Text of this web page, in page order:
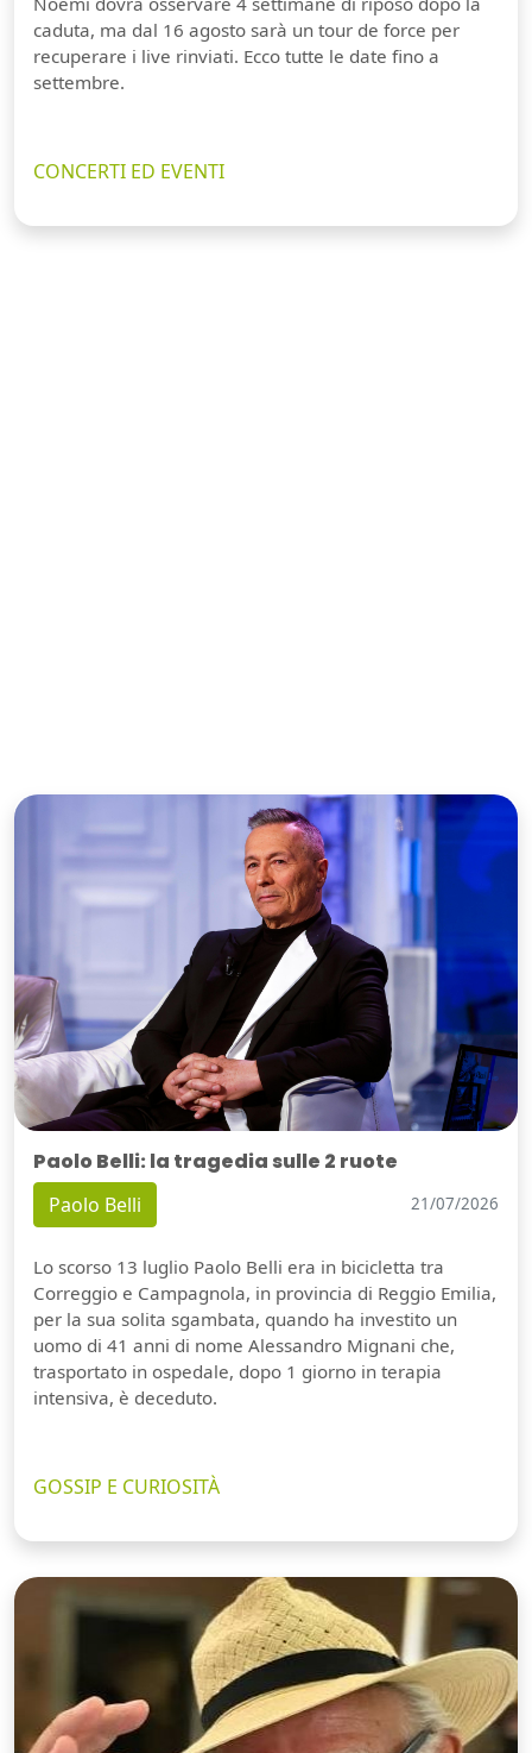
caduta, ma dal 16 agosto sarà un tour de force per
recuperare i live rinviati. Ecco tutte le date fino a
settembre.
CONCERTI ED EVENTI
Paolo Belli: la tragedia sulle 2 ruote
Paolo Belli 21/07/2026
Lo scorso 13 luglio Paolo Belli era in bicicletta tra
Correggio e Campagnola, in provincia di Reggio Emilia,
per la sua solita sgambata, quando ha investito un
uomo di 41 anni di nome Alessandro Mignani che,
trasportato in ospedale, dopo 1 giorno in terapia
intensiva, è deceduto.
GOSSIP E CURIOSITÀ